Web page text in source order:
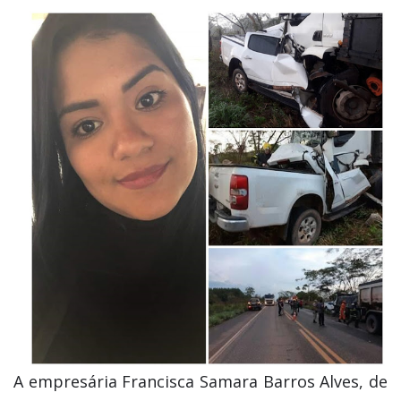
A empresária Francisca Samara Barros Alves, de